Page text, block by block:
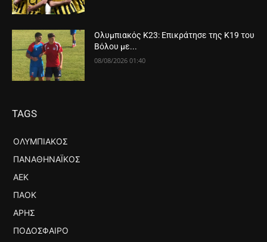
Ολυμπιακός Κ23: Επικράτησε της Κ19 του
Βόλου με...
08/08/2026 01:40
TAGS
ΟΛΥΜΠΙΑΚΌΣ
ΠΑΝΑΘΗΝΑΪΚΌΣ
ΑΕΚ
ΠΑΟΚ
ΆΡΗΣ
ΠΟΔΌΣΦΑΙΡΟ